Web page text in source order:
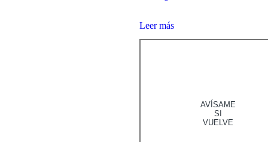
Leer más
AVÍSAME
SI
VUELVE